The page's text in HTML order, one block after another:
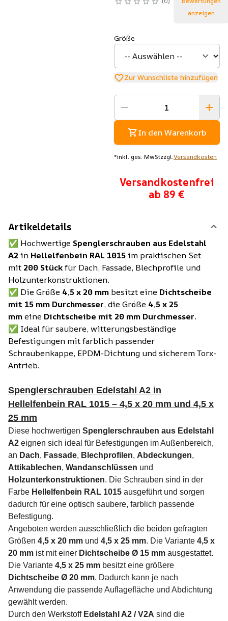
anzeigen
Größe
Zur Wunschliste hinzufügen
In den Warenkorb
*inkl. ges. MwStzzgl.Versandkosten
Versandkostenfrei
ab 89 €
Artikeldetails
✅ Hochwertige Spenglerschrauben aus Edelstahl
A2 inHellelfenbein RAL 1015im praktischen Set
mit 200 Stückfür Dach, Fassade, Blechprofile und
Holzunterkonstruktionen.
✅ Die Größe 4,5 x 20 mm besitzt eine Dichtscheibe
mit 15 mm Durchmesser, die Größe 4,5 x 25
mmeine Dichtscheibe mit 20 mm Durchmesser.
✅ Ideal für saubere, witterungsbeständige
Befestigungen mit farblich passender
Schraubenkappe, EPDM-Dichtung und sicherem Torx-
Antrieb.
Spenglerschrauben Edelstahl A2 in
Hellelfenbein RAL 1015 – 4,5 x 20 mm und 4,5 x
25 mm
Diese hochwertigen Spenglerschrauben aus Edelstahl
A2 eignen sich ideal für Befestigungen im Außenbereich,
an Dach, Fassade, Blechprofilen, Abdeckungen,
Attikablechen, Wandanschlüssen und
Holzunterkonstruktionen. Die Schrauben sind in der
Farbe Hellelfenbein RAL 1015 ausgeführt und sorgen
dadurch für eine optisch saubere, farblich passende
Befestigung.
Angeboten werden ausschließlich die beiden gefragten
Größen 4,5 x 20 mm und 4,5 x 25 mm. Die Variante 4,5 x
20 mm ist mit einer Dichtscheibe Ø 15 mm ausgestattet.
Die Variante 4,5 x 25 mm besitzt eine größere
Dichtscheibe Ø 20 mm. Dadurch kann je nach
Anwendung die passende Auflagefläche und Abdichtung
gewählt werden.
Durch den Werkstoff Edelstahl A2 / V2A sind die